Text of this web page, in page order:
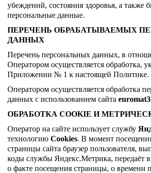
убеждений, состояния здоровья, а также
персональные данные.
ПЕРЕЧЕНЬ ОБРАБАТЫВАЕМЫХ
ДАННЫХ
Перечень персональных данных, в
Оператором осуществляется обработка,
Приложении № 1 к настоящей Политике.
Оператором осуществляется обработка
данных с использованием сайта
ОБРАБОТКА COOKIE И
Оператор на сайте использует службу
технологию Cookies. В момент
страницы сайта браузер пользователя,
коды службы Яндекс.Метрика, передаёт
о факте посещения страницы, о времени